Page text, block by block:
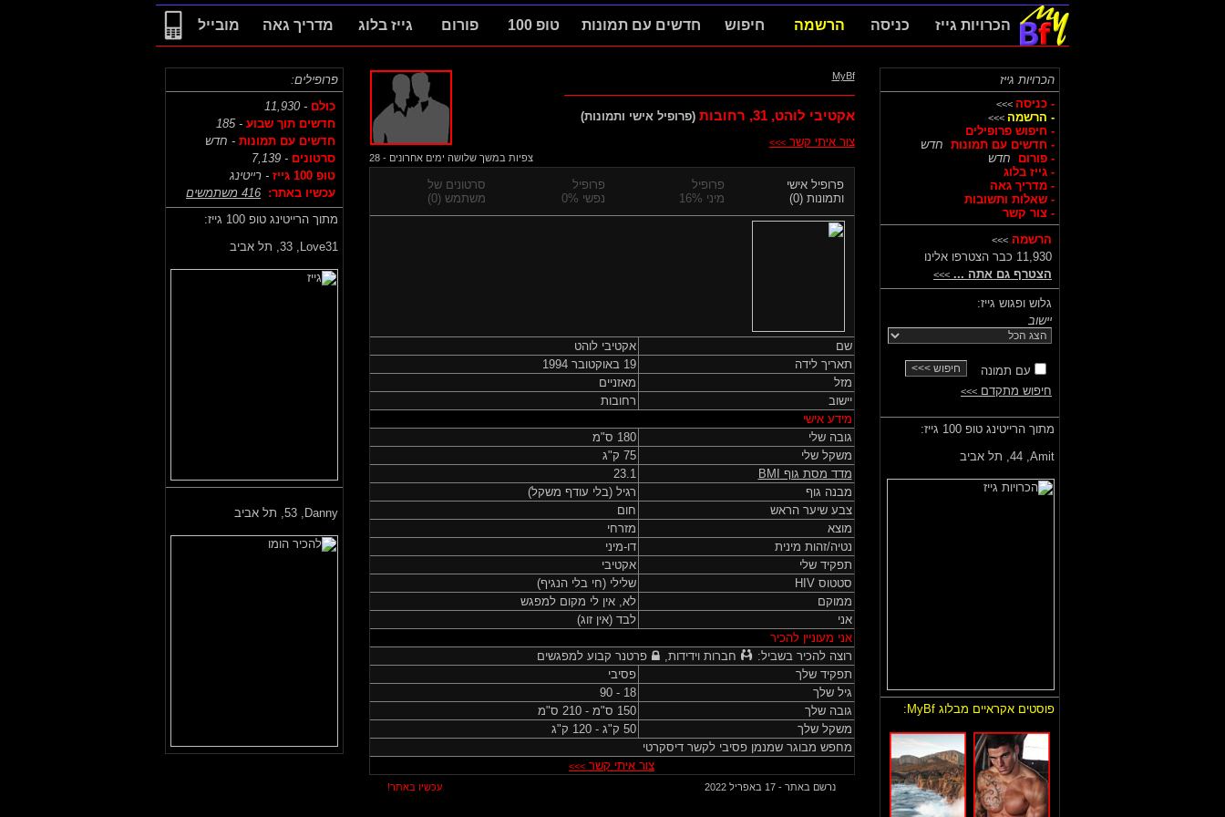
הכרויות גייז כניסה הרשמה חיפוש חדשים עם תמונות טופ 100 פורום גייז בלוג מדריך גאה מובייל
הכרויות גייז
- כניסה >>>
- הרשמה >>>
- חיפוש פרופילים
- חדשים עם תמונות חדש
- פורום
חדש
- גייז בלוג
- מדריך גאה
- שאלות ותשובות
- צור קשר
הרשמה >>>
11,930 כבר הצטרפו אלינו
הצטרף גם אתה ... >>>
גלוש ופגוש גייז:
יישוב
עם תמונה
חיפוש מתקדם >>>
מתוך הרייטינג טופ 100 גייז:
Amit, 44, תל אביב
פוסטים אקראיים מבלוג MyBf:
MyBf
אקטיבי לוהט,31, רחובות (פרופיל אישי ותמונות)
צור איתי קשר>>>
צפיות במשך שלושה ימים אחרונים - 28
פרופיל אישי
ותמונות (0)
פרופיל
מיני 16%
פרופיל
נפשי 0%
סרטונים של
משתמש (0)
שם
אקטיבי לוהט
תאריך לידה
19 באוקטובר 1994
מזל
מאזניים
יישוב
רחובות
מידע אישי
גובה שלי
180 ס"מ
משקל שלי
75 ק"ג
מדד מסת גוף
BMI
23.1
מבנה גוף
רגיל (בלי עודף משקל)
צבע שיער הראש
חום
מוצא
מזרחי
נטיה/זהות מינית
דו-מיני
תפקיד שלי
אקטיבי
סטטוס HIV
שלילי (חי בלי הנגיף)
ממוקם
לא, אין לי מקום למפגש
אני
לבד (אין זוג)
אני מעוניין להכיר
רוצה להכיר בשביל:
חברות וידידות,
פרטנר קבוע למפגשים
תפקיד שלך
פסיבי
גיל שלך
18 - 90
גובה שלך
150 ס"מ - 210 ס"מ
משקל שלך
50 ק"ג - 120 ק"ג
מחפש מבוגר שמנמן פסיבי לקשר דיסקרטי
צור איתי קשר >>>
נרשם באתר - 17 באפריל 2022
עכשיו באתר!
פרופילים:
כולם - 11,930
חדשים תוך שבוע - 185
חדשים עם תמונות - חדש
סרטונים - 7,139
טופ 100 גייז
- רייטינג
עכשיו באתר: 416 משתמשים
מתוך הרייטינג טופ 100 גייז:
Love31,
33, תל אביב
Danny, 53, תל אביב